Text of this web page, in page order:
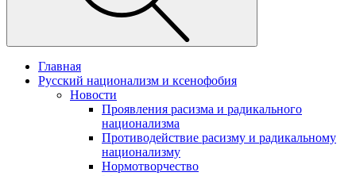
Главная
Русский национализм и ксенофобия
Новости
Проявления расизма и радикального
национализма
Противодействие расизму и радикальному
национализму
Нормотворчество